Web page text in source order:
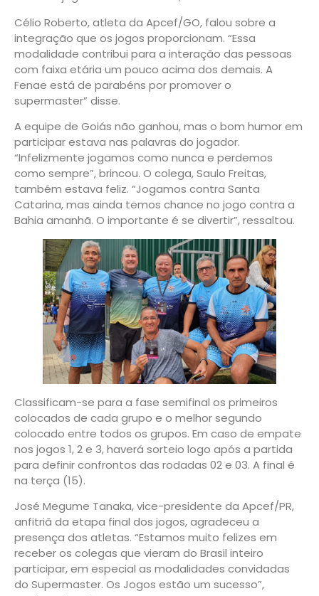
Célio Roberto, atleta da Apcef/GO, falou sobre a
integração que os jogos proporcionam. “Essa
modalidade contribui para a interação das pessoas
com faixa etária um pouco acima dos demais. A
Fenae está de parabéns por promover o
supermaster” disse.
A equipe de Goiás não ganhou, mas o bom humor em
participar estava nas palavras do jogador.
“Infelizmente jogamos como nunca e perdemos
como sempre”, brincou. O colega, Saulo Freitas,
também estava feliz. “Jogamos contra Santa
Catarina, mas ainda temos chance no jogo contra a
Bahia amanhã. O importante é se divertir”, ressaltou.
Classificam-se para a fase semifinal os primeiros
colocados de cada grupo e o melhor segundo
colocado entre todos os grupos. Em caso de empate
nos jogos 1, 2 e 3, haverá sorteio logo após a partida
para definir confrontos das rodadas 02 e 03. A final é
na terça (15).
José Megume Tanaka, vice-presidente da Apcef/PR,
anfitriã da etapa final dos jogos, agradeceu a
presença dos atletas. “Estamos muito felizes em
receber os colegas que vieram do Brasil inteiro
participar, em especial as modalidades convidadas
do Supermaster. Os Jogos estão um sucesso”,